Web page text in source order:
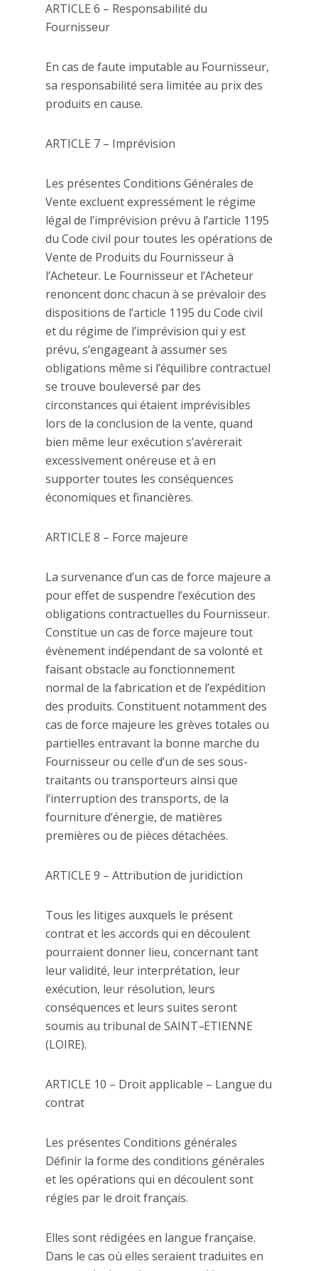
ARTICLE 6 – Responsabilité du
Fournisseur
En cas de faute imputable au Fournisseur,
sa responsabilité sera limitée au prix des
produits en cause.
ARTICLE 7 – Imprévision
Les présentes Conditions Générales de
Vente excluent expressément le régime
légal de l’imprévision prévu à l’article 1195
du Code civil pour toutes les opérations de
Vente de Produits du Fournisseur à
l’Acheteur. Le Fournisseur et l’Acheteur
renoncent donc chacun à se prévaloir des
dispositions de l’article 1195 du Code civil
et du régime de l’imprévision qui y est
prévu, s’engageant à assumer ses
obligations même si l’équilibre contractuel
se trouve bouleversé par des
circonstances qui étaient imprévisibles
lors de la conclusion de la vente, quand
bien même leur exécution s’avèrerait
excessivement onéreuse et à en
supporter toutes les conséquences
économiques et financières.
ARTICLE 8 – Force majeure
La survenance d’un cas de force majeure a
pour effet de suspendre l’exécution des
obligations contractuelles du Fournisseur.
Constitue un cas de force majeure tout
évènement indépendant de sa volonté et
faisant obstacle au fonctionnement
normal de la fabrication et de l’expédition
des produits. Constituent notamment des
cas de force majeure les grèves totales ou
partielles entravant la bonne marche du
Fournisseur ou celle d’un de ses sous-
traitants ou transporteurs ainsi que
l’interruption des transports, de la
fourniture d’énergie, de matières
premières ou de pièces détachées.
ARTICLE 9 – Attribution de juridiction
Tous les litiges auxquels le présent
contrat et les accords qui en découlent
pourraient donner lieu, concernant tant
leur validité, leur interprétation, leur
exécution, leur résolution, leurs
conséquences et leurs suites seront
soumis au tribunal de SAINT–ETIENNE
(LOIRE).
ARTICLE 10 – Droit applicable – Langue du
contrat
Les présentes Conditions générales
Définir la forme des conditions générales
et les opérations qui en découlent sont
régies par le droit français.
Elles sont rédigées en langue française.
Dans le cas où elles seraient traduites en